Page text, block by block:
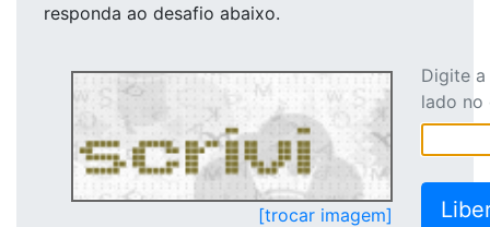
responda ao desafio abaixo.
[trocar imagem]
Digite
lado no